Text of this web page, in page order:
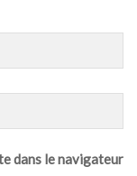
dans le navigateur